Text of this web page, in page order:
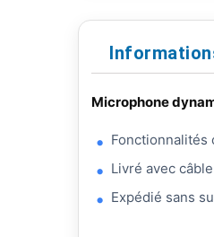
Microphone
Fonctionnalités
Livré avec câble
Expédié sans